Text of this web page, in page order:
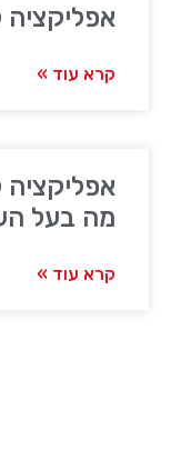
אפליקציה
קרא עוד »
מה בעל
קרא עוד »